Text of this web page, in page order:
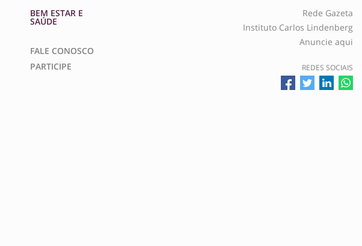
BEM ESTAR E
SAÚDE
FALE CONOSCO
PARTICIPE
Rede Gazeta
Instituto Carlos Lindenberg
Anuncie aqui
REDES SOCIAIS